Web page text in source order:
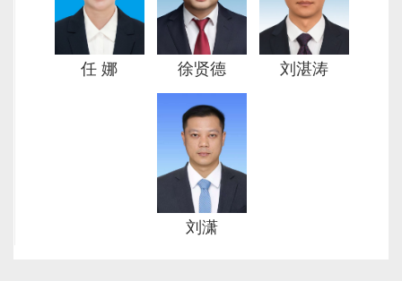
任 娜 徐贤德 刘湛涛
刘潇